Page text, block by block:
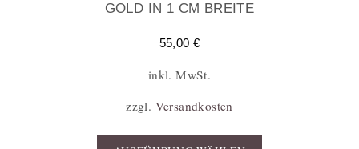
GOLD IN 1 CM BREITE
55,00 €
inkl. MwSt.
zzgl. Versandkosten